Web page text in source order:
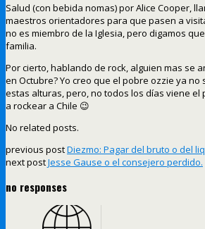
Salud (con bebida nomas) por Alice Cooper,
maestros orientadores para que pasen a
no es miembro de la Iglesia, pero digamos
familia.
Por cierto, hablando de rock, alguien mas se
en Octubre? Yo creo que el pobre ozzie ya
estas alturas, pero, no todos los días viene el
a rockear a Chile 😉
No related posts.
previous postDiezmo: Pagar del bruto o del
next postJesse Gause o el consejero perdido.
no responses